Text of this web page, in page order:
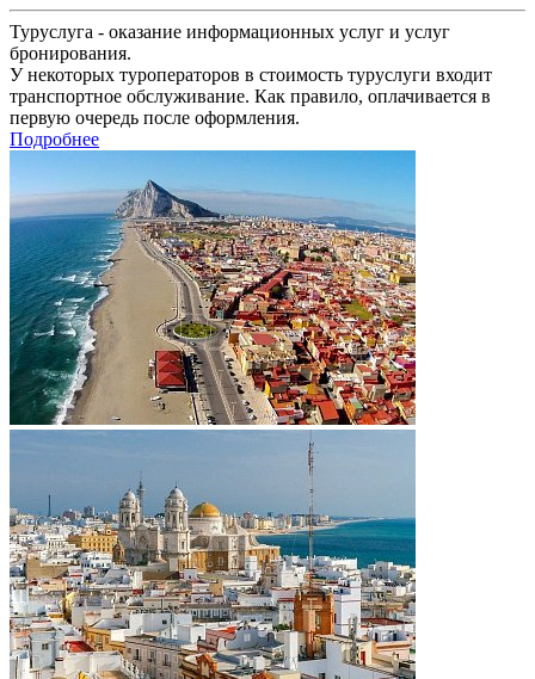
Туруслуга - оказание информационных услуг и услуг
бронирования.
У некоторых туроператоров в стоимость туруслуги входит
транспортное обслуживание. Как правило, оплачивается в
первую очередь после оформления.
Подробнее